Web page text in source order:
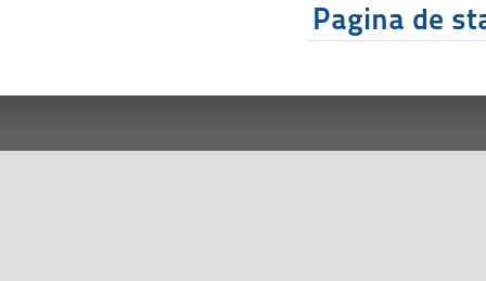
Pagina de